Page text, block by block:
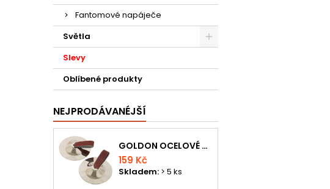
Fantomové napáječe
Světla
Slevy
Oblíbené produkty
NEJPRODÁVANÉJŠÍ
GOLDON OCELOVÉ PRSTOVÉ ČINELKY
159 Kč
Skladem: > 5 ks